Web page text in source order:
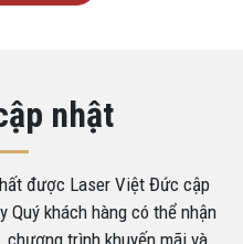
nhật
được Laser Việt Đức cập
Quý khách hàng có thể nhận
trình khuyến mãi và